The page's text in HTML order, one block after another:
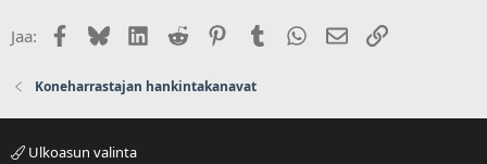
Jaa: Facebook
BlueskyLinkedIn
Reddit PinterestTumblr WhatsApp
Sähköposti
Linkki
Koneharrastajan hankintakanavat
Ulkoasun valinta